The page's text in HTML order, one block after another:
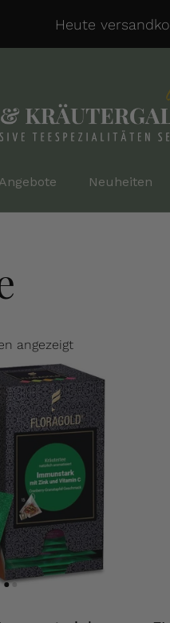
Heute
Angebote Neuheiten
angezeigt